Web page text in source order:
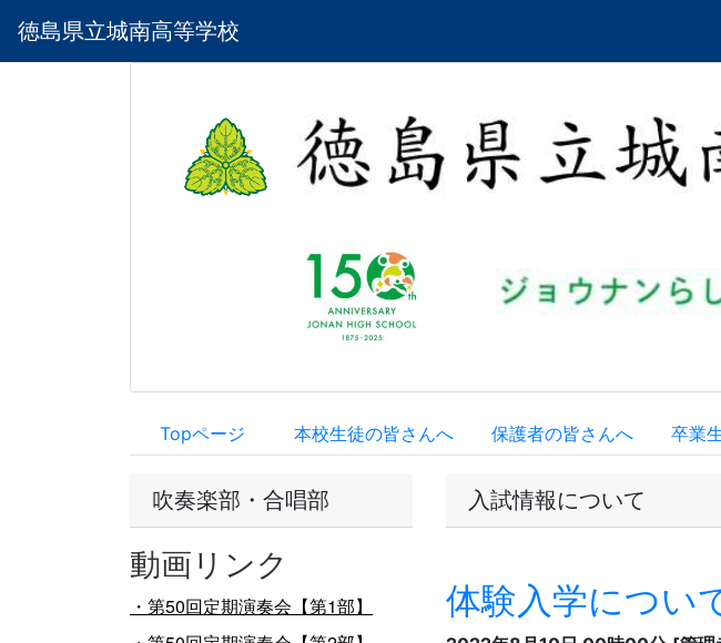
徳島県立城南高等学校
Topページ 本校生徒の皆さんへ 保護者の皆さんへ 卒業
吹奏楽部・合唱部
動画リンク
・第50回定期演奏会【第1部】
入試情報について
体験入学につい